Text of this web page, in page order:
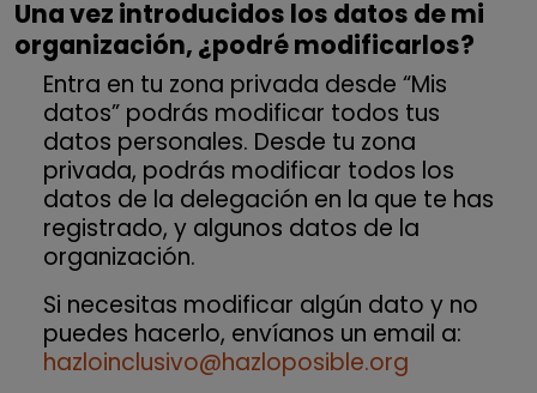
Una vez introducidos los datos de mi
organización, ¿podré modificarlos?
Entra en tu zona privada desde “Mis
datos” podrás modificar todos tus
datos personales. Desde tu zona
privada, podrás modificar todos los
datos de la delegación en la que te has
registrado, y algunos datos de la
organización.
Si necesitas modificar algún dato y no
puedes hacerlo, envíanos un email a:
hazloinclusivo@hazloposible.org